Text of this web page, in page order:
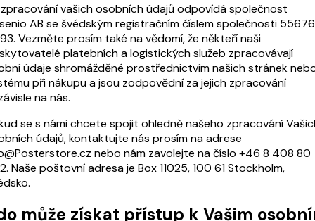
vašich osobních údajů odpovídá společnost
AB se švédským registračním číslem společnosti
Vezměte prosím také na vědomí, že někteří naši
platebních a logistických služeb zpracovávají
údaje shromážděné prostřednictvím našich stránek
při nákupu a jsou zodpovědní za jejich zpracování
na nás.
se s námi chcete spojit ohledně našeho zpracování
údajů, kontaktujte nás prosím na adrese
nebo nám zavolejte na číslo +46 8 408 80
Naše poštovní adresa je Box 11025, 100 61 Stockholm,
může získat přístup k Vašim